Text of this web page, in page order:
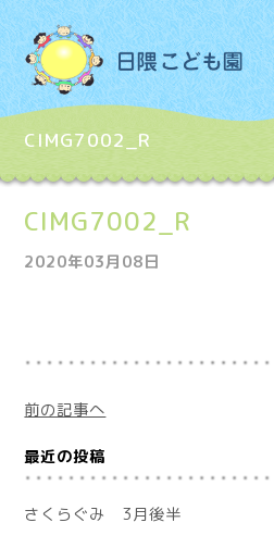
CIMG7002_R
CIMG7002_R
2020年03月08日
前の記事へ
最近の投稿
さくらぐみ 3月後半